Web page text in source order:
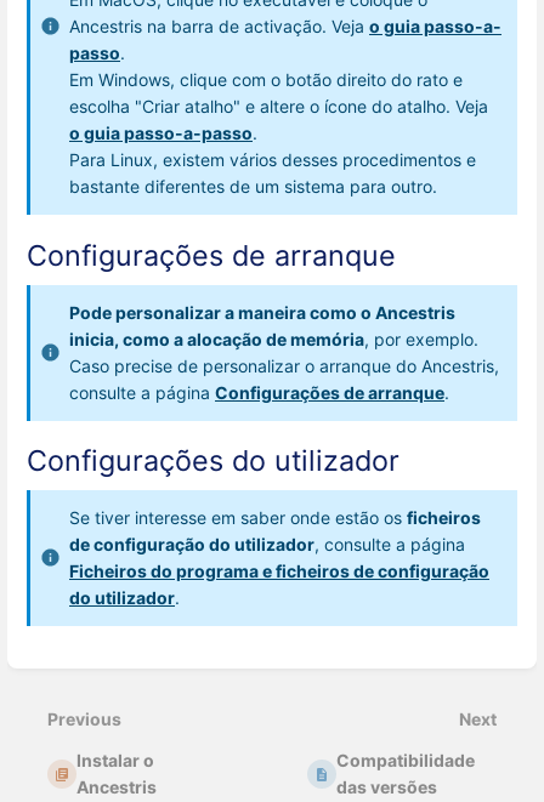
Ancestris na barra de activação. Veja o guia passo-a-
passo.
Em Windows, clique com o botão direito do rato e
escolha "Criar atalho" e altere o ícone do atalho. Veja
o guia passo-a-passo.
Para Linux, existem vários desses procedimentos e
bastante diferentes de um sistema para outro.
Configurações de arranque
Pode personalizar a maneira como o Ancestris
inicia, como a alocação de memória, por exemplo.
Caso precise de personalizar o arranque do Ancestris,
consulte a página Configurações de arranque.
Configurações do utilizador
Se tiver interesse em saber onde estão os ficheiros
de configuração do utilizador, consulte a página
Ficheiros do programa e ficheiros de configuração
do utilizador.
mode
Previous
Instalar o
Ancestris
Next
Compatibilidade
das versões